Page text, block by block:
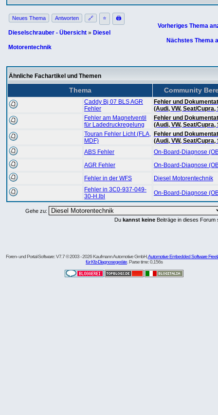
Neues Thema Antworten 🔗 ⭐ 🖨
Dieselschrauber - Übersicht » Diesel
Motorentechnik
Vorheriges Thema
Nächstes Thema
Ähnliche Fachartikel und Themen
Thema Community
Caddy Bj 07 BLS AGR
Fehler
Fehler und
(Audi, VW, Seat/Cupra,
Fehler am Magnetventil
für Ladedruckregelung
Fehler und
(Audi, VW, Seat/Cupra,
Touran Fehler Licht (FLA,
MDF)
Fehler und
(Audi, VW, Seat/Cupra,
ABS Fehler
On-Board-Diagnose
AGR Fehler
On-Board-Diagnose
Fehler in der WFS
Diesel Motorentechnik
Fehler in 3C0-937-049-
30-H.lbl
On-Board-Diagnose
Gehe zu:
Du kannst keine Beiträge in dieses Forum
Foren- und Portal-Software: V7.7 © 2003 - 2026 Kaufmann Automotive GmbH,Automotive Embedded Software
für Kfz-Diagnosegeräte . Parse time: 0,156s